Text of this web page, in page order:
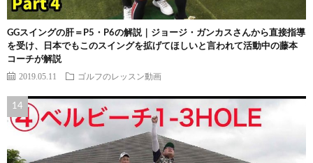
GGスイングの肝＝P5・P6の解説｜ジョージ・ガンカスさんから直接指導
を受け、日本でもこのスイングを拡げてほしいと言われて活動中の藤本
コーチが解説
2019.05.11 ゴルフのレッスン動画